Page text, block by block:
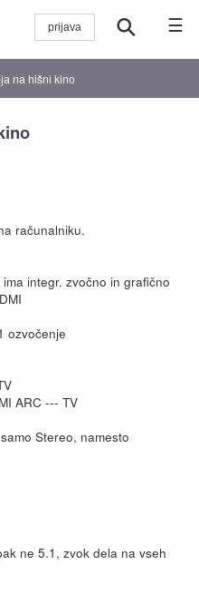
☰
na hišni kino
računalniku.
integr. zvočno in grafično
ozvočenje
ARC --- TV
Stereo, namesto
ne 5.1, zvok dela na vseh